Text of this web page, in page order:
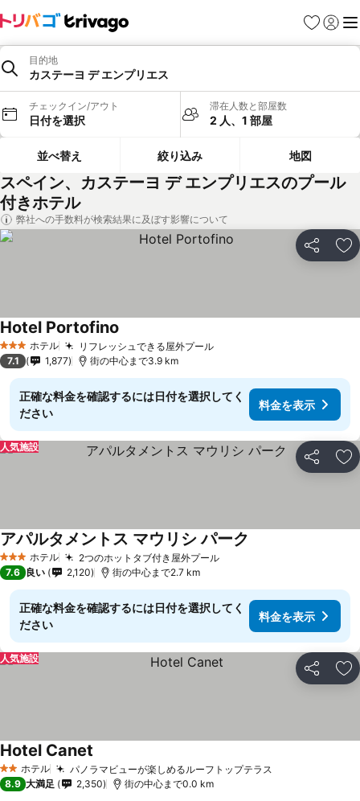
お気に入り
ログイ
メ
目的地
カステーヨ デ エンプリエス
チェックイン/アウト
日付を選択
滞在人数と部屋数
2 人、1 部屋
並べ替え 絞り込み 地図
スペイン、カステーヨ デ エンプリエスのプール
付きホテル
弊社への手数料が検索結果に及ぼす影響について
シェア お
3 ホテルのランク
ホテル リフレッシュできる屋外プール
Hotel Portofino
7.1 1,877 街の中心まで3.9 km
正確な料金を確認するには日付を選択してく
ださい
料金を表示
シェア お
人気施設
3 ホテルのランク
ホテル 2つのホットタブ付き屋外プール
アパルタメントス マウリシ パーク
7.6 良い 2,120 街の中心まで2.7 km
正確な料金を確認するには日付を選択してく
ださい
料金を表示
シェア お
人気施設
2 ホテルのランク
ホテル パノラマビューが楽しめるルーフトップテラス
Hotel Canet
8.9 大満足 2,350 街の中心まで0.0 km